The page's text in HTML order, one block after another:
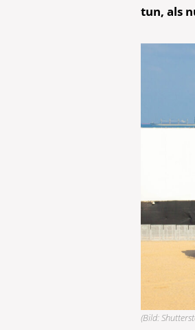
tun, als
(Bild: